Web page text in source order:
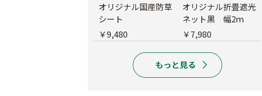
オリジナル国産防草
シート
￥9,480
オリジナル折畳遮光
ネット黒 幅2ｍ
￥7,980